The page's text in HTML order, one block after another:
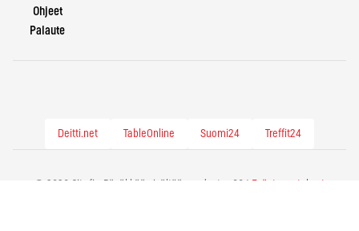
Ohjeet
Palaute
Deitti.net TableOnline Suomi24 Treffit24